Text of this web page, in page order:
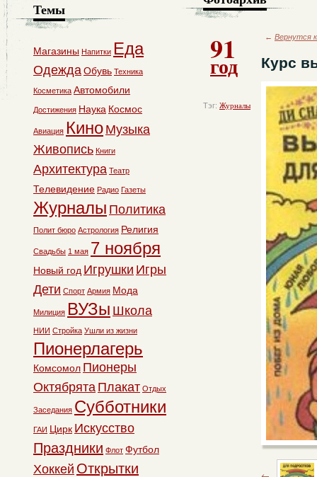
91
год
Тэг: Журналы
← Вернутся
Курс
Темы
Магазины Напитки Еда
ОдеждаОбувь Техника
Косметика Автомобили
Достижения Наука Космос
Авиация Кино Музыка
Живопись Книги
Архитектура Театр
Телевидение Радио Газеты
Журналы Политика
Полит бюро Астрология Религия
Свадьбы 1 мая 7 ноября
Новый год Игрушки Игры
Дети Спорт Армия Мода
Милиция ВУЗы Школа
НИИ Стройка Ушли из жизни
Пионерлагерь
Комсомол Пионеры
Октябрята Плакат Отдых
Заседания Субботники
ГАИ Цирк Искусство
Праздники Флот Футбол
Хоккей Открытки